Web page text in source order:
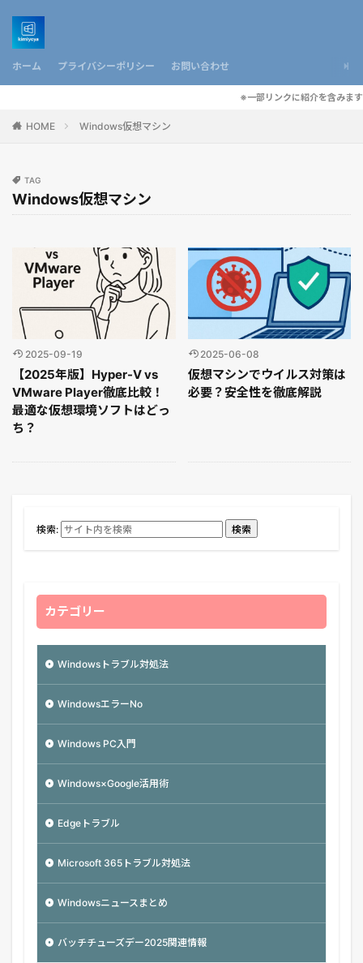
ホーム プライバシーポリシー お問い合わせ
※一部リンクに紹介を含みます
HOME Windows仮想マシン
TAG
Windows仮想マシン
2025-09-19
【2025年版】Hyper-V vs
VMware Player徹底比較！
最適な仮想環境ソフトはどっ
ち？
2025-06-08
仮想マシンでウイルス対策は
必要？安全性を徹底解説
検索: 検索
カテゴリー
Windowsトラブル対処法
WindowsエラーNo
Windows PC入門
Windows×Google活用術
Edgeトラブル
Microsoft 365トラブル対処法
Windowsニュースまとめ
バッチチューズデー2025関連情報